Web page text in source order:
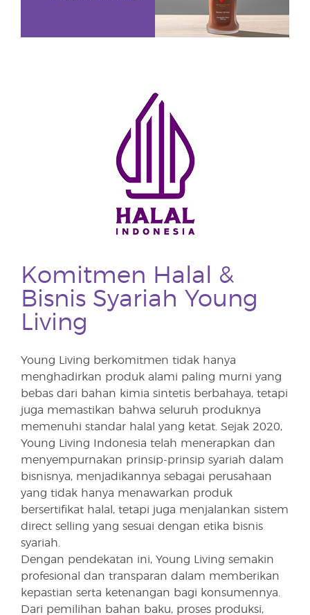
Komitmen Halal &
Bisnis Syariah Young
Living
Young Living berkomitmen tidak hanya
menghadirkan produk alami paling murni yang
bebas dari bahan kimia sintetis berbahaya, tetapi
juga memastikan bahwa seluruh produknya
memenuhi standar halal yang ketat. Sejak 2020,
Young Living Indonesia telah menerapkan dan
menyempurnakan prinsip-prinsip syariah dalam
bisnisnya, menjadikannya sebagai perusahaan
yang tidak hanya menawarkan produk
bersertifikat halal, tetapi juga menjalankan sistem
direct selling yang sesuai dengan etika bisnis
syariah.
Dengan pendekatan ini, Young Living semakin
profesional dan transparan dalam memberikan
kepastian serta ketenangan bagi konsumennya.
Dari pemilihan bahan baku, proses produksi,